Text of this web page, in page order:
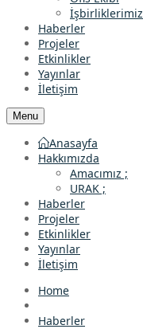
İşbirliklerimiz
Haberler
Projeler
Etkinlikler
Yayınlar
İletişim
Menu
Anasayfa
Hakkımızda
Amacımız ;
URAK ;
Haberler
Projeler
Etkinlikler
Yayınlar
İletişim
Home
Haberler